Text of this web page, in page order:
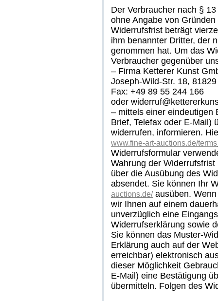
Der Verbraucher nach §
ohne Angabe von
Widerrufsfrist beträgt
ihm benannter Dritter, der
genommen hat. Um das
Verbraucher gegenüber
– Firma Ketterer Kunst
Joseph-Wild-Str. 18,
Fax: +49 89 55 244 166
oder
– mittels einer eindeutigen
Brief, Telefax oder E-Mail)
widerrufen, informieren.
www.fine-art-auctions.de/
Widerrufsformular
Wahrung der
über die Ausübung des
absendet. Sie können Ihr
auctions.de/ausüben. Wenn
wir Ihnen auf einem
unverzüglich eine
Widerrufserklärung sowie
Sie können das Muster-
Erklärung auch auf der
erreichbar) elektronisch
dieser Möglichkeit
E-Mail) eine Bestätigung
übermitteln. Folgen des